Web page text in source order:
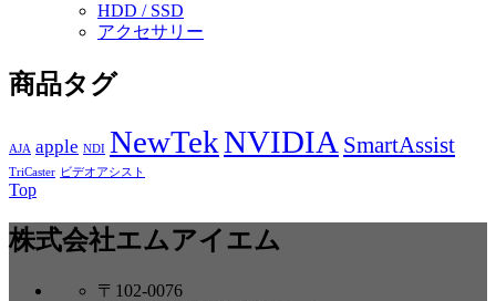
HDD / SSD
アクセサリー
商品タグ
AJA apple NDI NewTekNVIDIA SmartAssist
TriCaster ビデオアシスト
Top
株式会社エムアイエム
〒102-0076